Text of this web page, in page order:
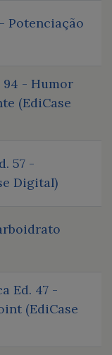
Potenciação
94 - Humor
(EdiCase
57 -
Digital)
Ed. 47 -
(EdiCase